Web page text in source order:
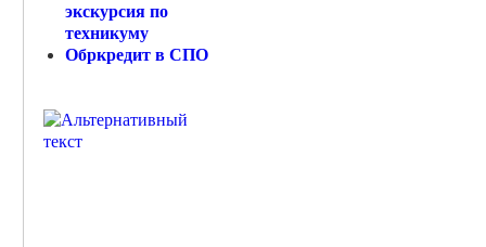
экскурсия по
техникуму
Обркредит в СПО